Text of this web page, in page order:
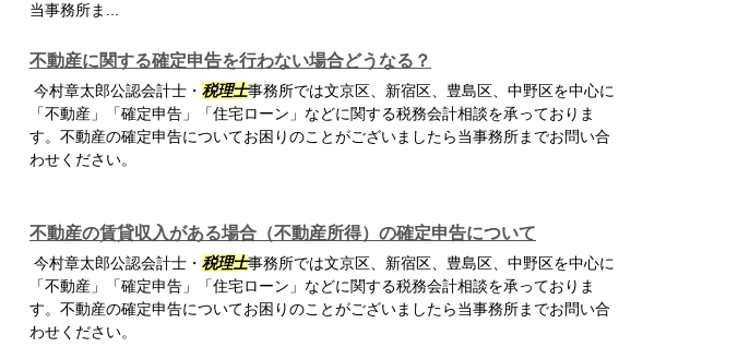
当事務所ま...
不動産に関する確定申告を行わない場合どうなる？
今村章太郎公認会計士・ 税理士事務所では文京区、新宿区、豊島区、中野区を中心に
「不動産」「確定申告」「住宅ローン」などに関する税務会計相談を承っておりま
す。不動産の確定申告についてお困りのことがございましたら当事務所までお問い合
わせください。
不動産の賃貸収入がある場合（不動産所得）の確定申告について
今村章太郎公認会計士・ 税理士事務所では文京区、新宿区、豊島区、中野区を中心に
「不動産」「確定申告」「住宅ローン」などに関する税務会計相談を承っておりま
す。不動産の確定申告についてお困りのことがございましたら当事務所までお問い合
わせください。